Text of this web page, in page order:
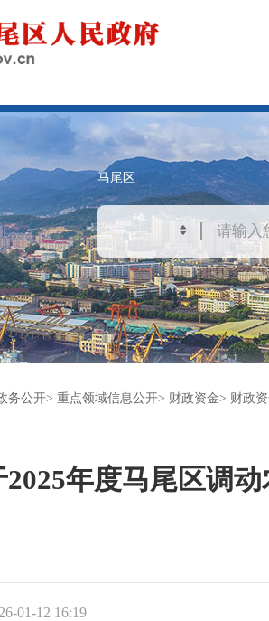
马尾区
务公开 重点领域信息公开 财政资金 财政
2025年度马尾区调
01-12 16:19